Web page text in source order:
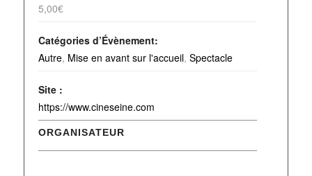
5,00€
Catégories d’Évènement:
Autre, Mise en avant sur l'accueil, Spectacle
Site :
https://www.cineseine.com
ORGANISATEUR